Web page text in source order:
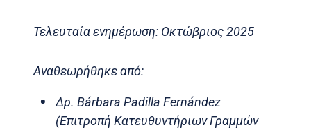
Τελευταία ενημέρωση: Οκτώβριος 2025
Αναθεωρήθηκε από:
Δρ. Bárbara Padilla Fernández
(Επιτροπή Κατευθυντήριων Γραμμών